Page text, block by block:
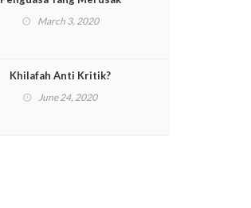
March 3, 2020
Khilafah Anti Kritik?
June 24, 2020